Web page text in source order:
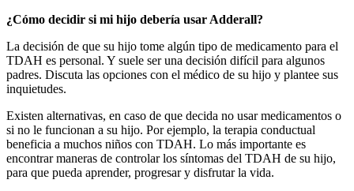
¿Cómo decidir si mi hijo debería usar Adderall?
La decisión de que su hijo tome algún tipo de medicamento para el
TDAH es personal. Y suele ser una decisión difícil para algunos
padres. Discuta las opciones con el médico de su hijo y plantee sus
inquietudes.
Existen alternativas, en caso de que decida no usar medicamentos o
si no le funcionan a su hijo. Por ejemplo, la terapia conductual
beneficia a muchos niños con TDAH. Lo más importante es
encontrar maneras de controlar los síntomas del TDAH de su hijo,
para que pueda aprender, progresar y disfrutar la vida.